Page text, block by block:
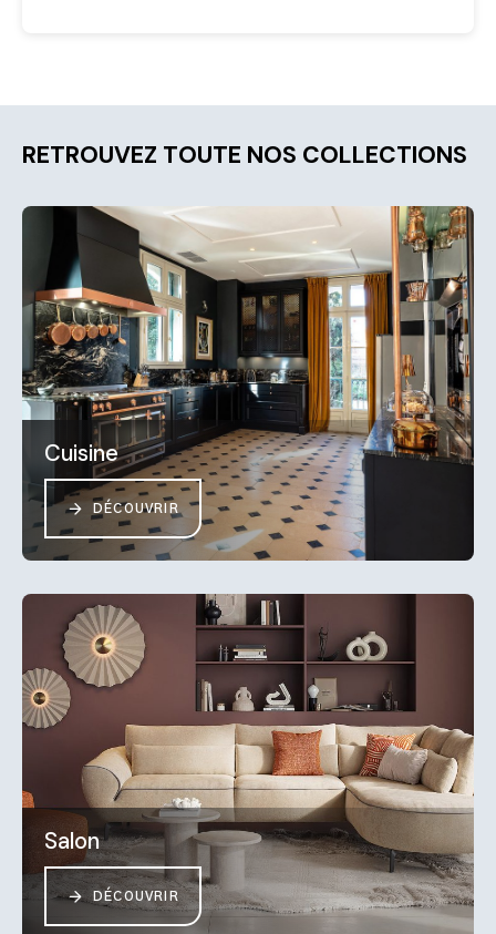
RETROUVEZ TOUTE NOS COLLECTIONS
Cuisine
DÉCOUVRIR
Salon
DÉCOUVRIR